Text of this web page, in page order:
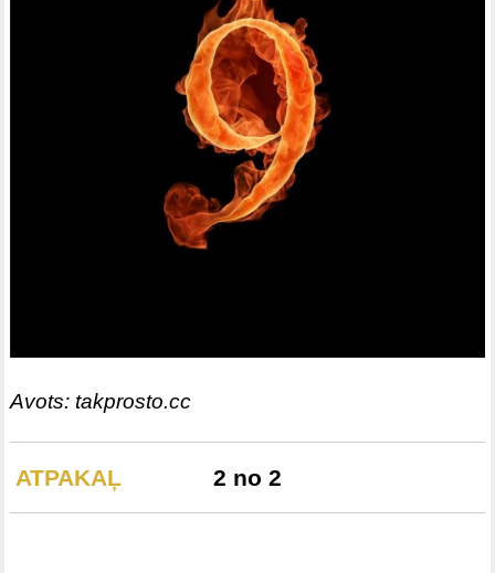
Avots: takprosto.cc
ATPAKAĻ 2 no 2